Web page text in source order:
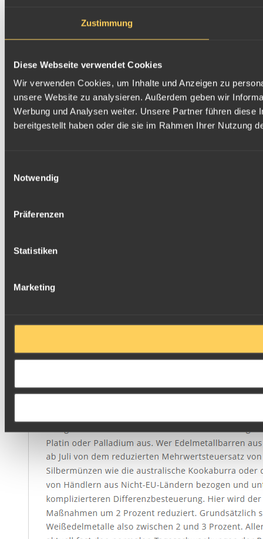
Zustimmung
Diese Webseite verwendet Cookies
Wir verwenden Cookies, um Inhalte und Anzeigen zu
unsere Website zu analysieren. Außerdem geben wir
Werbung und Analysen weiter. Unsere Partner führen
bereitgestellt haben oder die sie im Rahmen Ihrer Nutzung
Notwendig
Präferenzen
Statistiken
Marketing